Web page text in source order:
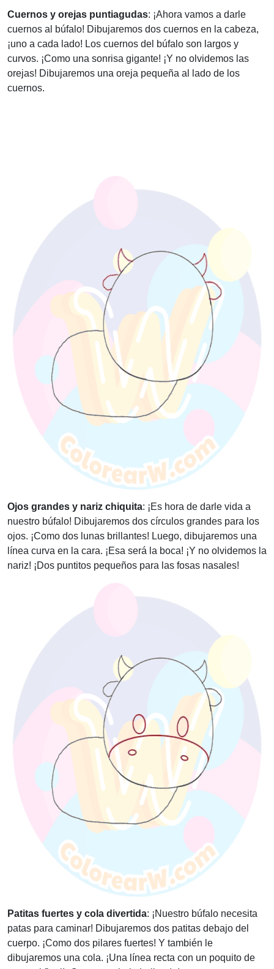
Cuernos y orejas puntiagudas: ¡Ahora vamos a darle
cuernos al búfalo! Dibujaremos dos cuernos en la cabeza,
¡uno a cada lado! Los cuernos del búfalo son largos y
curvos. ¡Como una sonrisa gigante! ¡Y no olvidemos las
orejas! Dibujaremos una oreja pequeña al lado de los
cuernos.
Ojos grandes y nariz chiquita: ¡Es hora de darle vida a
nuestro búfalo! Dibujaremos dos círculos grandes para los
ojos. ¡Como dos lunas brillantes! Luego, dibujaremos una
línea curva en la cara. ¡Esa será la boca! ¡Y no olvidemos la
nariz! ¡Dos puntitos pequeños para las fosas nasales!
Patitas fuertes y cola divertida: ¡Nuestro búfalo necesita
patas para caminar! Dibujaremos dos patitas debajo del
cuerpo. ¡Como dos pilares fuertes! Y también le
dibujaremos una cola. ¡Una línea recta con un poquito de